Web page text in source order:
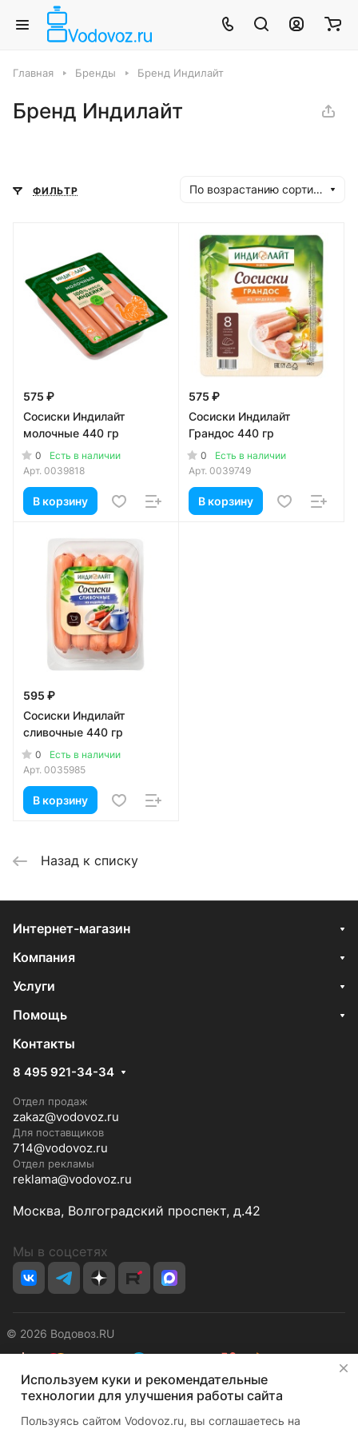
Главная Бренды Бренд Индилайт
Бренд Индилайт
ФИЛЬТР По возрастанию сортировки
575 ₽
Сосиски Индилайт
молочные 440 гр
0
Есть в наличии
Арт. 0039818
В корзину
575 ₽
Сосиски Индилайт
Грандос 440 гр
0
Есть в наличии
Арт. 0039749
В корзину
595 ₽
Сосиски Индилайт
сливочные 440 гр
0
Есть в наличии
Арт. 0035985
В корзину
Назад к списку
Интернет-магазин
Компания
Услуги
Помощь
Контакты
8 495 921-34-34
Отдел продаж
zakaz@vodovoz.ru
Для поставщиков
714@vodovoz.ru
Отдел рекламы
reklama@vodovoz.ru
Москва, Волгоградский проспект, д.42
Мы в соцсетях
© 2026 Водовоз.RU
КонфиденциальностьОферта
Используем куки и рекомендательные
технологии для улучшения работы сайта
Пользуясь сайтом Vodovoz.ru, вы соглашаетесь на